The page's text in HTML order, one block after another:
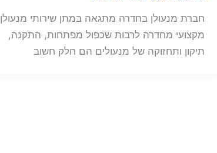
חברת מנעולן בחדרה מתגאה במתן שירותי מנעולן
מקצועי מחדרה לרבות שכפול מפתחות, התקנה,
תיקון ותחזוקה של מנעולים הם חלק חשוב